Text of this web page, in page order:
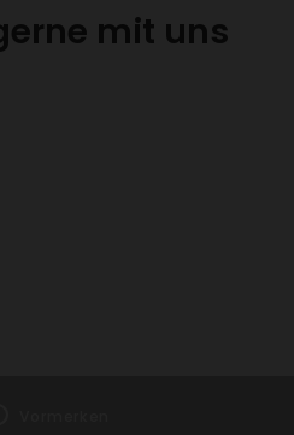
mit uns
virtuell